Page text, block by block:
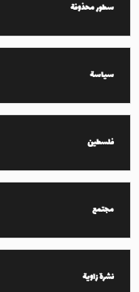
سطور محذوفة
سياسة
فلسطين
مجتمع
نشرة زاوية